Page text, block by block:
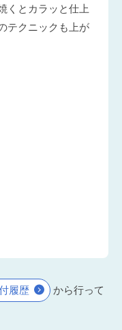
くとカラッと仕上
テクニックも上が
履歴
から行って